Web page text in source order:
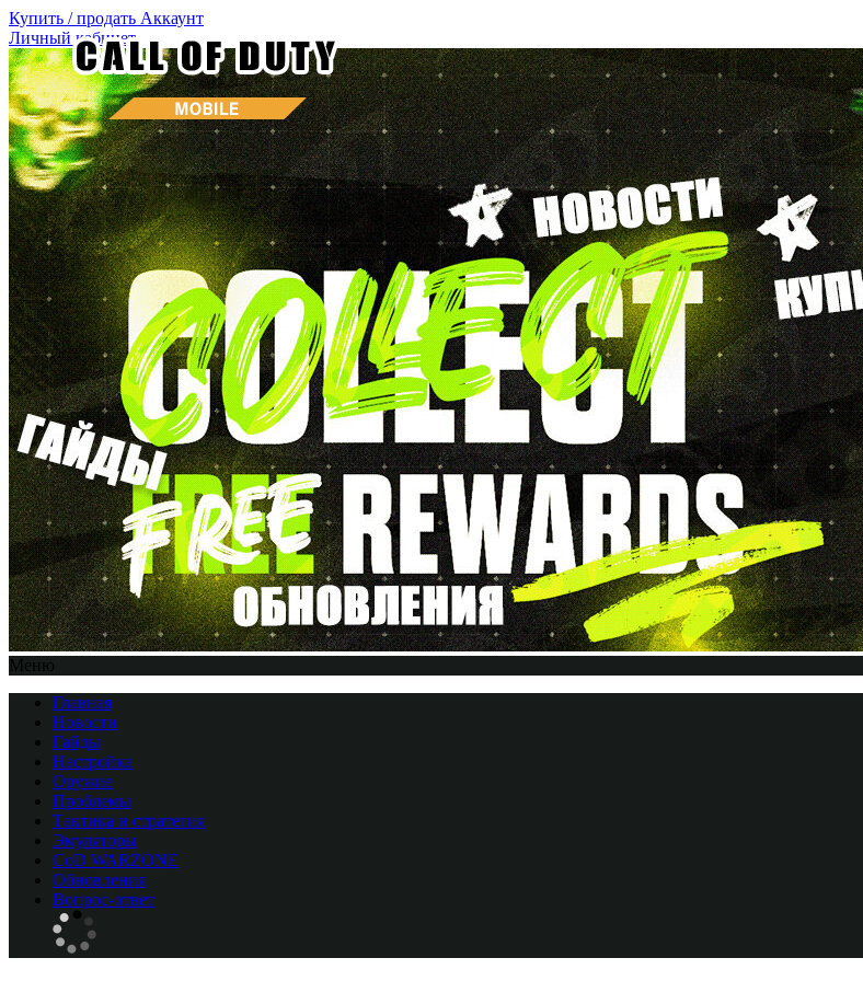
Купить / продать Аккаунт
Личный кабинет
Меню
Главная
Новости
Гайды
Настройка
Оружие
Проблемы
Тактика и стратегия
Эмуляторы
CоD WARZONE
Обновления
Вопрос-ответ